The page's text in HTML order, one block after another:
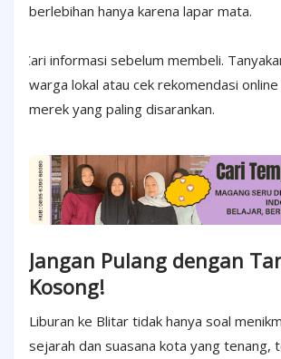
berlebihan hanya karena lapar mata.
Cari informasi sebelum membeli.
warga lokal atau cek rekomendasi
merek yang paling disarankan.
Jangan Pulang dengan
Kosong!
Liburan ke Blitar tidak hanya soal
sejarah dan suasana kota yang tenang,